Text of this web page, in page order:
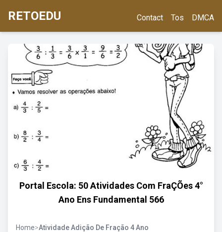
RETOEDU Contact Tos DMCA
Portal Escola: 50 Atividades Com FraÇÕes 4°
Ano Ens Fundamental 566
Home>Atividade Adição De Fração 4 Ano